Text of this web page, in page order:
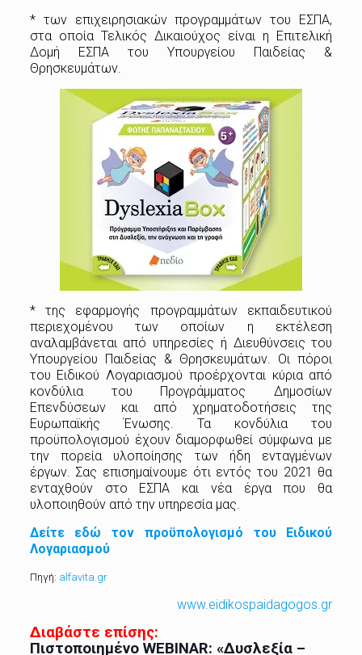
* των επιχειρησιακών προγραμμάτων του ΕΣΠΑ,
στα οποία Τελικός Δικαιούχος είναι η Επιτελική
Δομή ΕΣΠΑ του Υπουργείου Παιδείας &
Θρησκευμάτων.
* της εφαρμογής προγραμμάτων εκπαιδευτικού
περιεχομένου των οποίων η εκτέλεση
αναλαμβάνεται από υπηρεσίες ή Διευθύνσεις του
Υπουργείου Παιδείας & Θρησκευμάτων. Οι πόροι
του Ειδικού Λογαριασμού προέρχονται κύρια από
κονδύλια του Προγράμματος Δημοσίων
Επενδύσεων και από χρηματοδοτήσεις της
Ευρωπαϊκής Ένωσης. Τα κονδύλια του
προϋπολογισμού έχουν διαμορφωθεί σύμφωνα με
την πορεία υλοποίησης των ήδη ενταγμένων
έργων. Σας επισημαίνουμε ότι εντός του 2021 θα
ενταχθούν στο ΕΣΠΑ και νέα έργα που θα
υλοποιηθούν από την υπηρεσία μας.
Δείτε εδώ τον προϋπολογισμό του Ειδικού
Λογαριασμού
Πηγή: alfavita.gr
www.eidikospaidagogos.gr
Διαβάστε επίσης:
Πιστοποιημένο WEBINAR: «Δυσλεξία –